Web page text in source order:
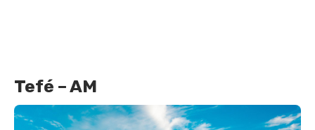
Tefé – AM